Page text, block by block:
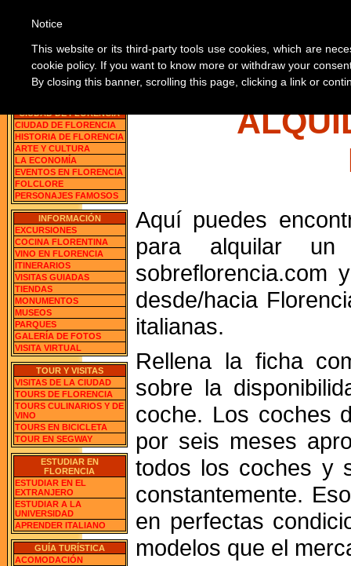
Florencia, Italia BUSCA LAS
CIUDAD DE FLORENCIA
CIUDAD DE FLORENCIA
HISTORIA DE FLORENCIA
ARTE Y CULTURA
LA ECONOMÍA
EVENTOS EN FLORENCIA
FOLCLORE
PERSONAJES FAMOSOS
INFORMACIÓN
EXCURSIONES
COCINA FLORENTINA
VINO EN FLORENCIA
ITINERARIOS
VISITAS GUIADAS
TIENDAS
MONUMENTOS
MUSEOS
PARQUES
GALERÍA DE FOTOS
VISITA VIRTUAL
TOUR Y VISITAS
VISITAS DE LA CIUDAD
TOURS DE FLORENCIA
TOURS CULINARIOS Y DE
VINO
TOURS EN BICICLETA
TOUR EN SEGWAY
ESTUDIAR EN
FLORENCIA
ESTUDIAR EN EL
EXTRANJERO
ESTUDIAR A LA
UNIVERSIDAD
APRENDER ITALIANO
GUÍA TURÍSTICA
ACOMODACIÓN
Aquí puedes
para alquilar
sobreflorencia.com
desde/hacia
italianas.
Rellena la ficha
sobre la
coche. Los coches
por seis meses
todos los coches y
constantemente.
en perfectas
modelos que el
Notice
This website or its third-party tools use cookies, which are
cookie policy. If you want to know more or withdraw your
By closing this banner, scrolling this page, clicking a link or